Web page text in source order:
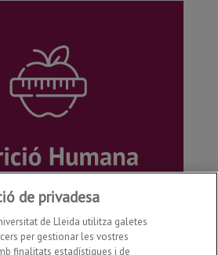
de privadesa
de Lleida utilitza galetes
per gestionar les vostres
finalitats estadístiques i de